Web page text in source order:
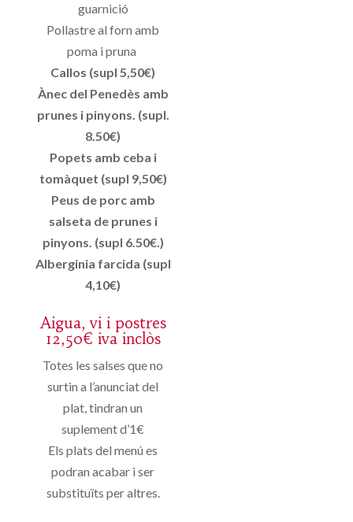
guarnició
Pollastre al forn amb
poma i pruna
Callos (supl 5,50€)
Ànec del Penedès amb
prunes i pinyons. (supl.
8.50€)
Popets amb ceba i
tomàquet (supl 9,50€)
Peus de porc amb
salseta de prunes i
pinyons. (supl 6.50€.)
Alberginia farcida (supl
4,10€)
Aigua, vi i postres
12,50€ iva inclòs
Totes les salses que no
surtin a l’anunciat del
plat, tindran un
suplement d’1€
Els plats del menú es
podran acabar i ser
substituïts per altres.